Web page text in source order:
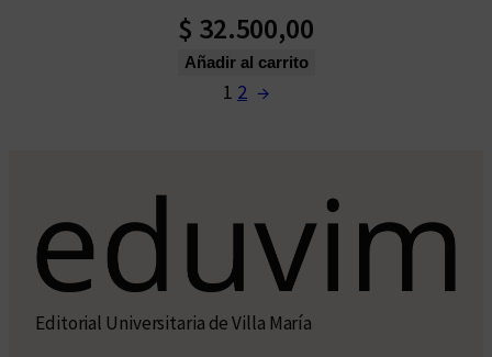
$ 32.500,00
Añadir al carrito
1 2 →
Editorial Universitaria de Villa María